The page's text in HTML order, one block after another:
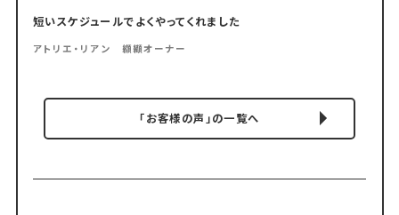
短いスケジュールでよくやってくれました
アトリエ・リアン 纐纈オーナー
「お客様の声」の一覧へ